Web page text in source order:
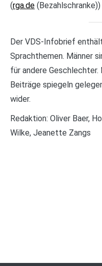
(rga.de (Bezahlschranke))
Der VDS-Infobrief
Sprachthemen. Männer
für andere
Beiträge spiegeln
wider.
Redaktion: Oliver Baer,
Wilke, Jeanette Zangs